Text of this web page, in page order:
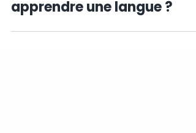
pour commencer à
apprendre une langue ?